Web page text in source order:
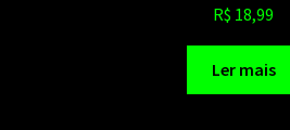
R$ 18,99
Ler mais